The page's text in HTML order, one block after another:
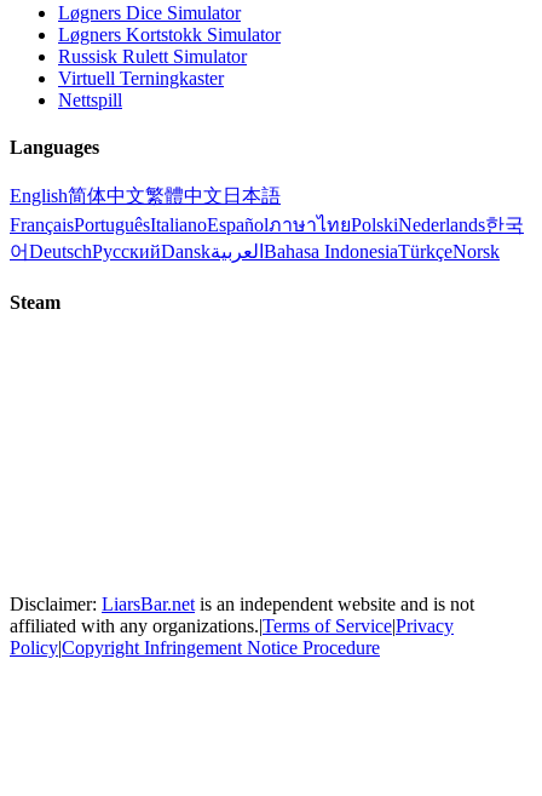
Løgners Dice Simulator
Løgners Kortstokk Simulator
Russisk Rulett Simulator
Virtuell Terningkaster
Nettspill
Languages
English简体中文繁體中文 日本語
FrançaisPortuguêsItalianoEspañolภาษาไทยPolskiNederlands한국
어DeutschРусскийDanskالعربية Bahasa IndonesiaTürkçeNorsk
Steam
Disclaimer: LiarsBar.net is an independent website and is not
affiliated with any organizations.|Terms of Service|Privacy
Policy|Copyright Infringement Notice Procedure